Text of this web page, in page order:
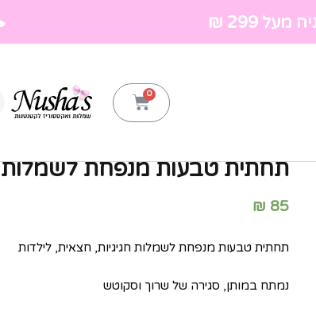
299 ₪
תחתית טבעות מנפחת לשמלות
85
₪
תחתית טבעות מנפחת לשמלות חגיגיות, חצאית, לילדות
נמתח במותן, סגירה של שרוך וסקוטש